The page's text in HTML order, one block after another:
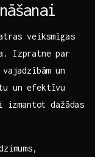
veiksmīgas
Izpratne par
un
un efektīvu
dažādas